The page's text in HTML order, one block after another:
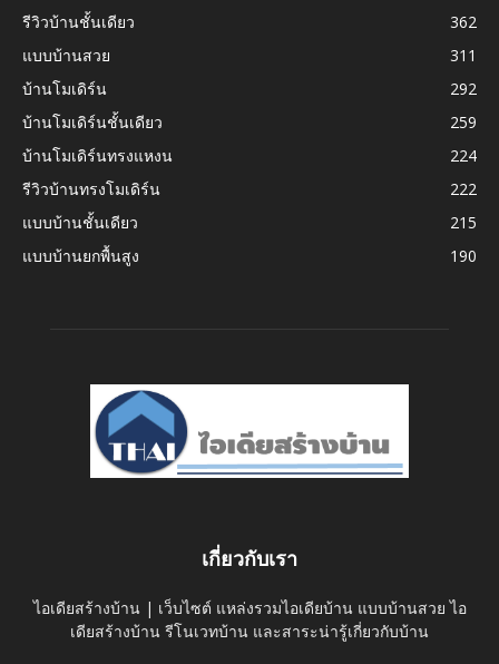
รีวิวบ้านชั้นเดียว
362
แบบบ้านสวย
311
บ้านโมเดิร์น
292
บ้านโมเดิร์นชั้นเดียว
259
บ้านโมเดิร์นทรงแหงน
224
รีวิวบ้านทรงโมเดิร์น
222
แบบบ้านชั้นเดียว
215
แบบบ้านยกพื้นสูง
190
เกี่ยวกับเรา
ไอเดียสร้างบ้าน | เว็บไซต์ แหล่งรวมไอเดียบ้าน แบบบ้านสวย ไอ
เดียสร้างบ้าน รีโนเวทบ้าน และสาระน่ารู้เกี่ยวกับบ้าน